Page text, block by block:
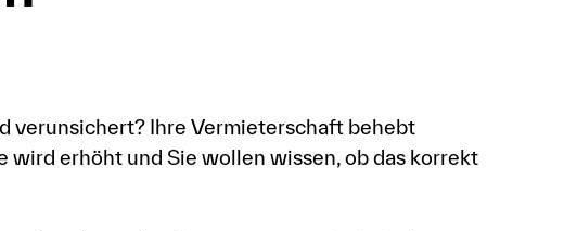
verunsichert? Ihre Vermieterschaft behebt
erhöht und Sie wollen wissen, ob das korrekt